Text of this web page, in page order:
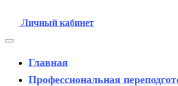
Личный кабинет
Главная
Профессиональная